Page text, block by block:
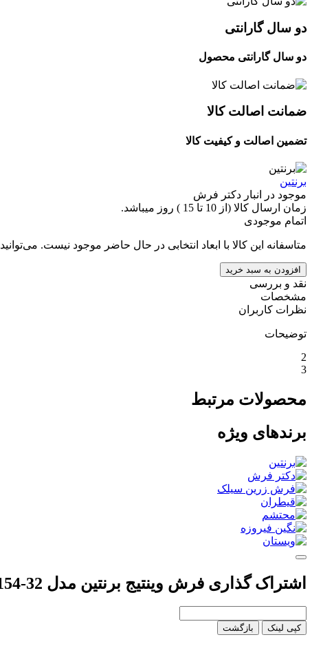
دو سال گارانتی
دو سال گارانتی محصول
ضمانت اصالت کالا
تضمین اصالت و کیفیت کالا
برنتین
موجود در انبار دکتر فرش
زمان ارسال کالا (از 10 تا 15 ) روز میباشد.
اتمام موجودی
متاسفانه این کالا با ابعاد انتخابی در حال حاضر موجود نیست. می‌توانید
افزودن به سبد خرید
نقد و بررسی
مشخصات
نظرات کاربران
توضیحات
2
3
محصولات مرتبط
برندهای ویژه
اشتراک گذاری فرش وینتیج برنتین مدل 32-154
کپی لینک بازگشت